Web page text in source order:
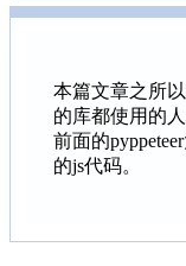
本篇文章之所
的库都使用的
前面的
的js代码。